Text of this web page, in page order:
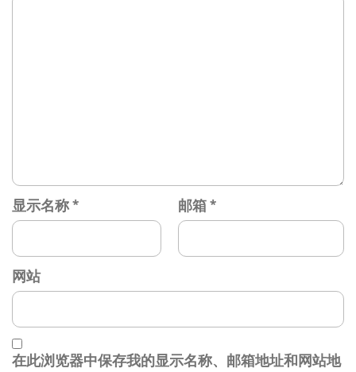
显示名称* 邮箱*
网站
在此浏览器中保存我的显示名称、邮箱地址和网站地